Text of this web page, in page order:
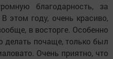
благодарность, за
этом году, очень красиво,
в восторге. Особенно
делать почаще, только был
Очень приятно, что